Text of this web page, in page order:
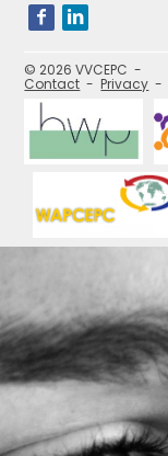
Bezoek
onze
pagina's:
© 2026 VVCEPC
Contact Privacy